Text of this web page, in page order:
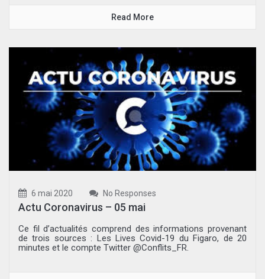
Read More
6 mai 2020 No Responses
Actu Coronavirus – 05 mai
Ce fil d’actualités comprend des informations provenant
de trois sources : Les Lives Covid-19 du Figaro, de 20
minutes et le compte Twitter @Conflits_FR.